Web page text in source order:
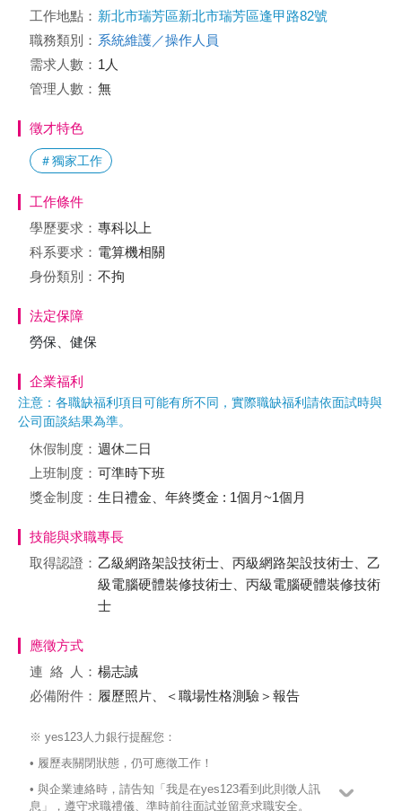
工作地點： 新北市瑞芳區新北市瑞芳區逢甲路82號
職務類別： 系統維護／操作人員
需求人數： 1人
管理人數： 無
徵才特色
＃獨家工作
工作條件
學歷要求： 專科以上
科系要求： 電算機相關
身份類別： 不拘
法定保障
勞保、健保
企業福利
注意：各職缺福利項目可能有所不同，實際職缺福利請依面試時與
公司面談結果為準。
休假制度： 週休二日
上班制度： 可準時下班
獎金制度： 生日禮金、年終獎金 : 1個月~1個月
技能與求職專長
取得認證： 乙級網路架設技術士、丙級網路架設技術士、乙
級電腦硬體裝修技術士、丙級電腦硬體裝修技術
士
應徵方式
連絡
人： 楊志誠
必備附件： 履歷照片、＜職場性格測驗＞報告
※ yes123人力銀行提醒您：
• 履歷表關閉狀態，仍可應徵工作！
• 與企業連絡時，請告知「我是在yes123看到此則徵人訊
息」，遵守求職禮儀、準時前往面試並留意求職安全。